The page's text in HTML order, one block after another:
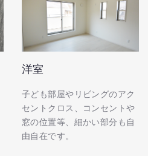
洋室
子ども部屋やリビングのアク
セントクロス、コンセントや
窓の位置等、細かい部分も自
由自在です。